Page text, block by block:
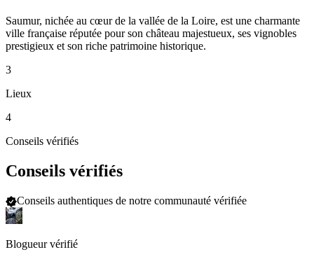
Saumur, nichée au cœur de la vallée de la Loire, est une charmante
ville française réputée pour son château majestueux, ses vignobles
prestigieux et son riche patrimoine historique.
3
Lieux
4
Conseils vérifiés
Conseils vérifiés
Conseils authentiques de notre communauté vérifiée
Blogueur vérifié